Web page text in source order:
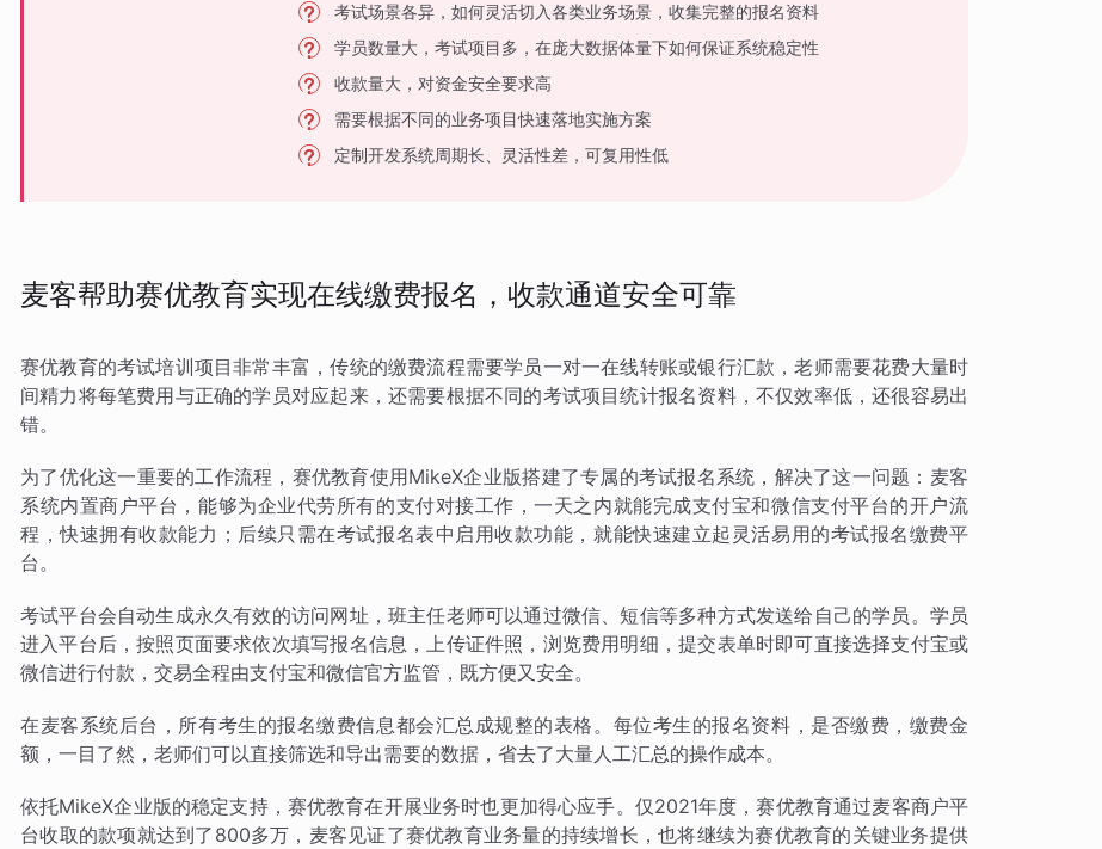
考试场景各异，如何灵活切入各类业务场景，收集完整的报名资料
学员数量大，考试项目多，在庞大数据体量下如何保证系统稳定性
收款量大，对资金安全要求高
需要根据不同的业务项目快速落地实施方案
定制开发系统周期长、灵活性差，可复用性低
麦客帮助赛优教育实现在线缴费报名，收款通道安全可靠
赛优教育的考试培训项目非常丰富，传统的缴费流程需要学员一对一在线转账或银行汇款，老师需要花费大量时
间精力将每笔费用与正确的学员对应起来，还需要根据不同的考试项目统计报名资料，不仅效率低，还很容易出
错。
为了优化这一重要的工作流程，赛优教育使用MikeX企业版搭建了专属的考试报名系统，解决了这一问题：麦客
系统内置商户平台，能够为企业代劳所有的支付对接工作，一天之内就能完成支付宝和微信支付平台的开户流
程，快速拥有收款能力；后续只需在考试报名表中启用收款功能，就能快速建立起灵活易用的考试报名缴费平
台。
考试平台会自动生成永久有效的访问网址，班主任老师可以通过微信、短信等多种方式发送给自己的学员。学员
进入平台后，按照页面要求依次填写报名信息，上传证件照，浏览费用明细，提交表单时即可直接选择支付宝或
微信进行付款，交易全程由支付宝和微信官方监管，既方便又安全。
在麦客系统后台，所有考生的报名缴费信息都会汇总成规整的表格。每位考生的报名资料，是否缴费，缴费金
额，一目了然，老师们可以直接筛选和导出需要的数据，省去了大量人工汇总的操作成本。
依托MikeX企业版的稳定支持，赛优教育在开展业务时也更加得心应手。仅2021年度，赛优教育通过麦客商户平
台收取的款项就达到了800多万，麦客见证了赛优教育业务量的持续增长，也将继续为赛优教育的关键业务提供